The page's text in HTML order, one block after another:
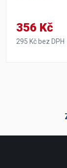
356 Kč
295 Kč bez DPH